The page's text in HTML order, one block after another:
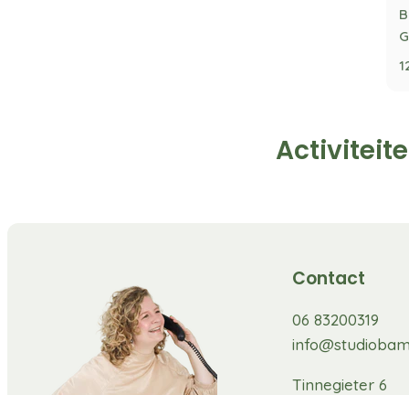
Contact
06 83200319
Tinnegieter 6